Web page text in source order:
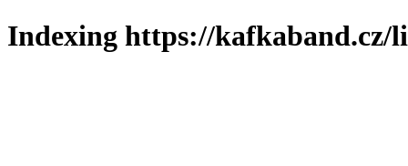
Indexing https://kafkaband.cz/